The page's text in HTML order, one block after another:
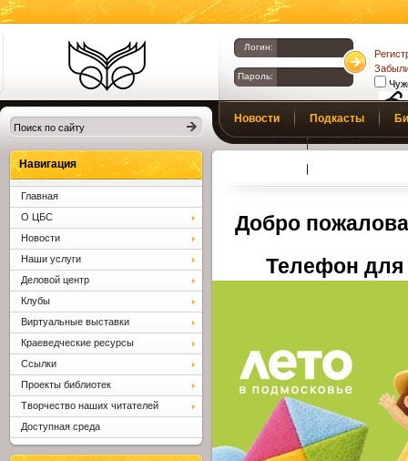
Библиотеки
Клина. Клинская
ЦБС.
Логин:
Пароль:
Новости Подкасты
Добро
Телефон для
Навигация
Главная
О ЦБС
Новости
Наши услуги
Деловой центр
Клубы
Виртуальные выставки
Краеведческие ресурсы
Ссылки
Проекты библиотек
Творчество наших читателей
Доступная среда